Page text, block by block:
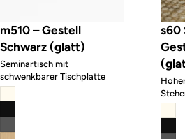
m510 – Gestell
Schwarz (glatt)
Seminartisch mit
schwenkbarer Tischplatte
s60